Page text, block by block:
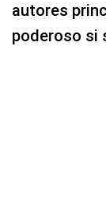
autores
poderoso si